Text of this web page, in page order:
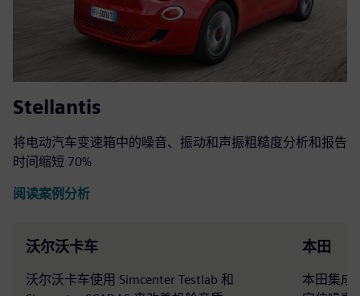
Stellantis
将电动汽车变速箱中的噪音、振动和声振粗糙度分析和报告
时间缩短 70%
阅读案例分析
沃尔沃卡车
沃尔沃卡车使用 Simcenter Testlab 和
本田
本田集成